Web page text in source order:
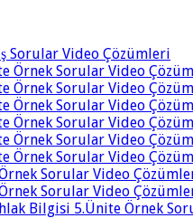
Sorular Video Çözümleri
Örnek Sorular Video
Örnek Sorular Video
Örnek Sorular Video
Örnek Sorular Video
Örnek Sorular Video
Örnek Sorular Video
Sorular Video
Sorular Video
Bilgisi 5.Ünite Örnek